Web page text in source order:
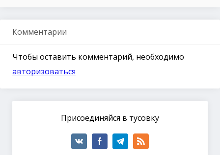
Комментарии
Чтобы оставить комментарий, необходимо
авторизоваться
Присоединяйся в тусовку